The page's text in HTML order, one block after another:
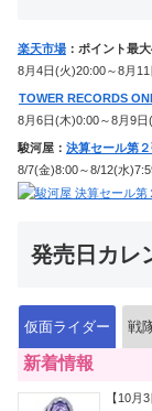
楽天市場 ：ポイント最
8月4日(火)20:00～8月
TOWER RECORDS
8月6日(木)0:00～8月9日
駿河屋： 決算セール第
8/7(金)8:00～8/12(水
発売日カレ
仮面ライダー 戦
新着情報
【10月